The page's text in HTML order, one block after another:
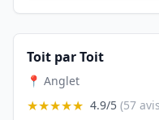
Toit par Toit
📍 Anglet
★★★★★ 4.9/5 (57